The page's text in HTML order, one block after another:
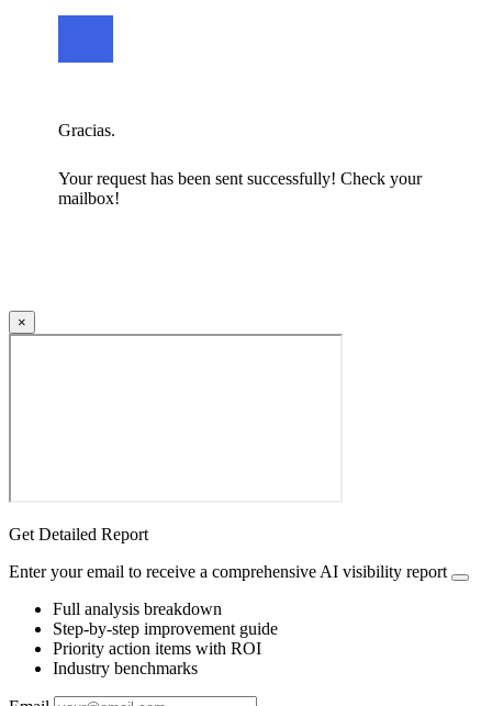
Gracias.
Your request has been sent successfully! Check your
mailbox!
×
Get Detailed Report
Enter your email to receive a comprehensive AI visibility report
Full analysis breakdown
Step-by-step improvement guide
Priority action items with ROI
Industry benchmarks